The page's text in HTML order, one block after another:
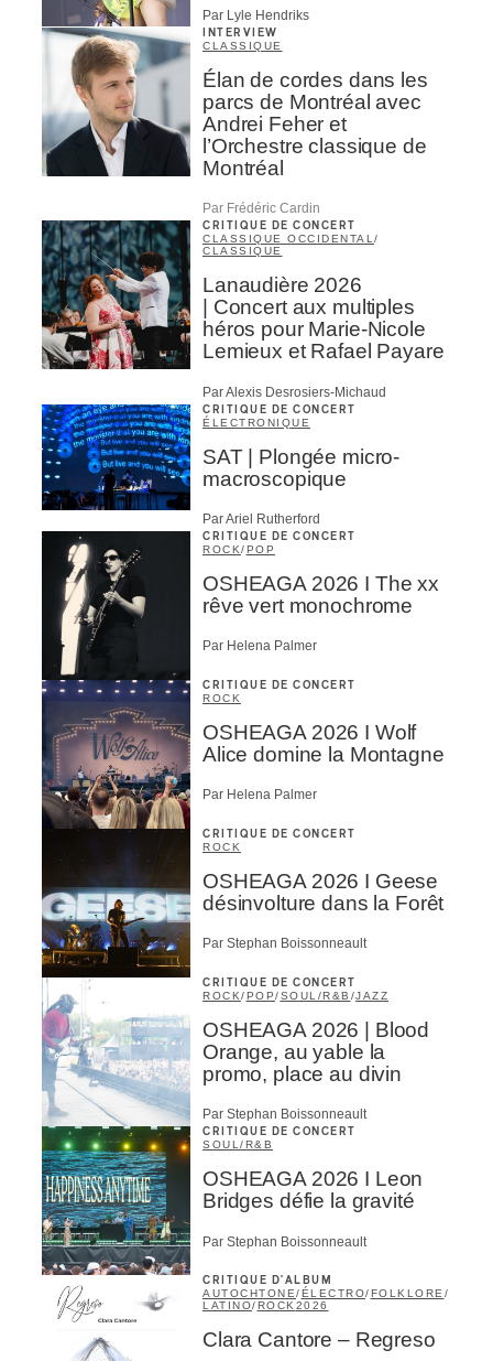
Par Lyle Hendriks
INTERVIEW
CLASSIQUE
Élan de cordes dans les
parcs de Montréal avec
Andrei Feher et
l’Orchestre classique de
Montréal
Par Frédéric Cardin
CRITIQUE DE CONCERT
CLASSIQUE OCCIDENTAL /
CLASSIQUE
Lanaudière 2026
| Concert aux multiples
héros pour Marie-Nicole
Lemieux et Rafael Payare
Par Alexis Desrosiers-Michaud
CRITIQUE DE CONCERT
ÉLECTRONIQUE
SAT | Plongée micro-
macroscopique
Par Ariel Rutherford
CRITIQUE DE CONCERT
ROCK/POP
OSHEAGA 2026 I The xx
rêve vert monochrome
Par Helena Palmer
CRITIQUE DE CONCERT
ROCK
OSHEAGA 2026 I Wolf
Alice domine la Montagne
Par Helena Palmer
CRITIQUE DE CONCERT
ROCK
OSHEAGA 2026 I Geese
désinvolture dans la Forêt
Par Stephan Boissonneault
CRITIQUE DE CONCERT
ROCK/POP/SOUL/R&B /JAZZ
OSHEAGA 2026 | Blood
Orange, au yable la
promo, place au divin
Par Stephan Boissonneault
CRITIQUE DE CONCERT
SOUL/R&B
OSHEAGA 2026 I Leon
Bridges défie la gravité
Par Stephan Boissonneault
CRITIQUE D'ALBUM
AUTOCHTONE/ ÉLECTRO/ FOLKLORE/
LATINO/ ROCK2026
Clara Cantore – Regreso